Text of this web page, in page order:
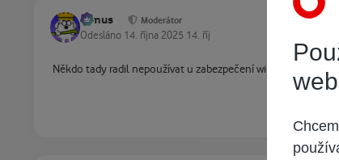
tomus Moderátor
Odesláno 14. října 2025 14. říj
Někdo tady radil nepoužívat u zabezpečení wi-fi WPA3.